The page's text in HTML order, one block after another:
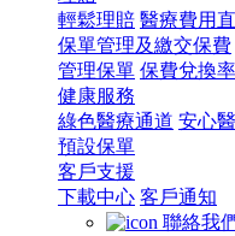
輕鬆理賠 醫療費用
保單管理及繳交保費
管理保單 保費兌換率
健康服務
綠色醫療通道 安心醫
預設保單
客戶支援
下載中心 客戶通知
聯絡我